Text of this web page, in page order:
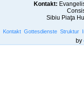
Kontakt:
Sibiu Piaţa
Kontakt Gottesdienste Struktur
by